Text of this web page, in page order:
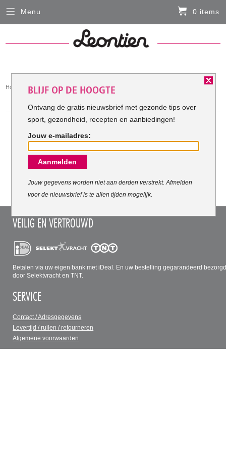
You
Home Hardloopkleding
HARDLOOPKLEDING
Meest verkochte Hardloopkleding:
Menu 0 items
VEILIG EN VERTROUWD
Betalen via uw eigen bank met iDeal. En uw bestelling gegarandeerd
door Selektvracht en TNT.
SERVICE
Contact / Adresgegevens
Levertijd / ruilen / retourneren
Algemene voorwaarden
Sluiten
FIETSKLEDING
SERVICE
Inloggen
Contact- en adresgegevens
Levertijd, retourneren, ruilen
BLIJF OP DE HOOGTE
Ontvang de gratis nieuwsbrief met gezonde tips over
sport, gezondheid, recepten en aanbiedingen!
Jouw e-mailadres:
Aanmelden
Jouw gegevens worden niet aan derden verstrekt. Afmelden
voor de nieuwsbrief is te allen tijden mogelijk.